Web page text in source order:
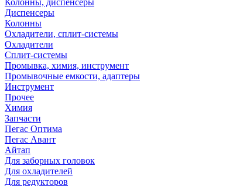
Колонны, диспенсеры
Диспенсеры
Колонны
Охладители, сплит-системы
Охладители
Сплит-системы
Промывка, химия, инструмент
Промывочные емкости, адаптеры
Инструмент
Прочее
Химия
Запчасти
Пегас Оптима
Пегас Авант
Айтап
Для заборных головок
Для охладителей
Для редукторов